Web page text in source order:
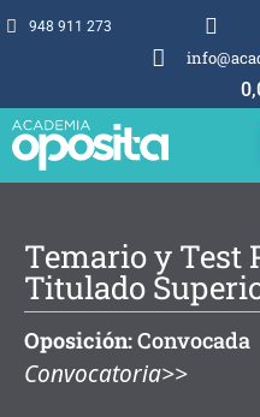
948 911 273
Temario y Test
Titulado
Oposición:Convocada
Convocatoria>>